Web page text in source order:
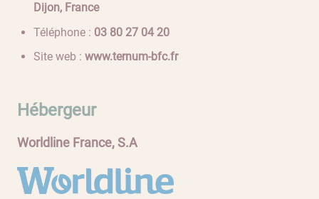
Dijon, France
Téléphone : 02 40 72 08 30
Site web : www.ternum-bfc.fr
Hébergeur
Worldline France, S.A